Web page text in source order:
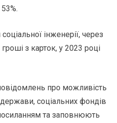
інженерії, через
з карток, у 2023 році
про можливість
соціальних фондів
та заповнюють